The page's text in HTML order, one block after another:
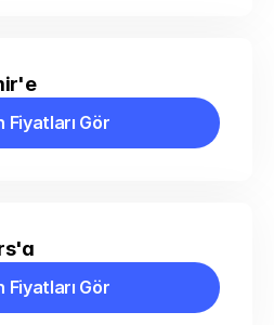
Fiyatları Gör
Fiyatları Gör
Fiyatları Gör
Fiyatları Gör